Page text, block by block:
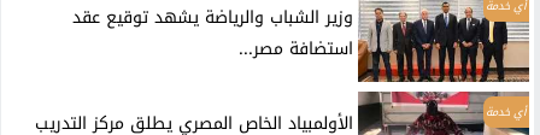
أي خدمة
وزير الشباب والرياضة يشهد توقيع عقد
استضافة مصر...
أي خدمة
الأولمبياد الخاص المصري يطلق مركز التدريب